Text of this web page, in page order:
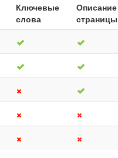
Ключевые
слова
Описание
страницы